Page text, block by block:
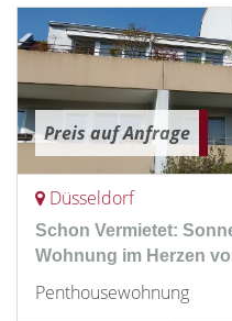
Preis auf Anfrage
Düsseldorf
Schon Vermietet:
Wohnung im Herzen
Penthousewohnung